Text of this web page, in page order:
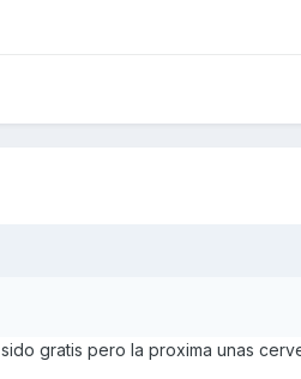
gratis pero la proxima unas